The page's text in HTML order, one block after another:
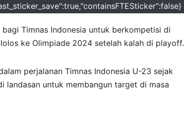
Timnas Indonesia untuk berkompetisi di
ke Olimpiade 2024 setelah kalah di playoff.
perjalanan Timnas Indonesia U-23 sejak
landasan untuk membangun target di masa